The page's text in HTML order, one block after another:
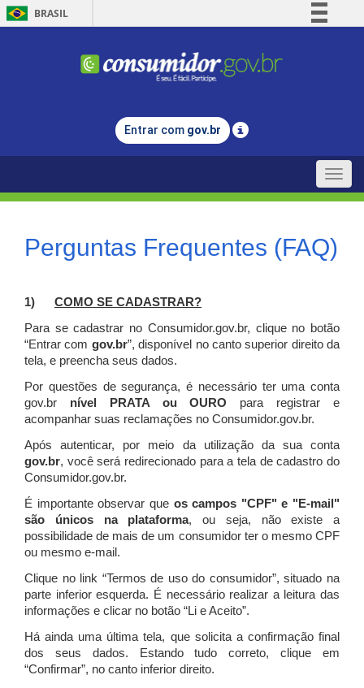
BRASIL
Comunica BR
Legislação
Entrar com gov.br
Toggle
Perguntas Frequentes (FAQ)
1) COMO SE CADASTRAR?
Para se cadastrar no Consumidor.gov.br, clique no botão
“Entrar com gov.br”, disponível no canto superior direito da
tela, e preencha seus dados.
Por questões de segurança, é necessário ter uma conta
gov.br nível PRATA ou OURO para registrar e
acompanhar suas reclamações no Consumidor.gov.br.
Após autenticar, por meio da utilização da sua conta
gov.br, você será redirecionado para a tela de cadastro do
Consumidor.gov.br.
É importante observar que os campos "CPF" e "E-mail"
são únicos na plataforma, ou seja, não existe a
possibilidade de mais de um consumidor ter o mesmo CPF
ou mesmo e-mail.
Clique no link “Termos de uso do consumidor”, situado na
parte inferior esquerda. É necessário realizar a leitura das
informações e clicar no botão “Li e Aceito”.
Há ainda uma última tela, que solicita a confirmação final
dos seus dados. Estando tudo correto, clique em
“Confirmar”, no canto inferior direito.